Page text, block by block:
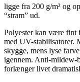
ligge fra 200 g/m² og
“stram” ud.
Polyester kan være fint
med UV-stabilisatorer.
skygge, mens lyse
igennem. Anti-mildew-
forlænger livet